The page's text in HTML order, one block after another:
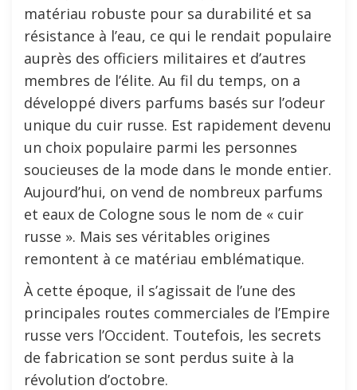
matériau robuste pour sa durabilité et sa
résistance à l’eau, ce qui le rendait populaire
auprès des officiers militaires et d’autres
membres de l’élite. Au fil du temps, on a
développé divers parfums basés sur l’odeur
unique du cuir russe. Est rapidement devenu
un choix populaire parmi les personnes
soucieuses de la mode dans le monde entier.
Aujourd’hui, on vend de nombreux parfums
et eaux de Cologne sous le nom de « cuir
russe ». Mais ses véritables origines
remontent à ce matériau emblématique.
À cette époque, il s’agissait de l’une des
principales routes commerciales de l’Empire
russe vers l’Occident. Toutefois, les secrets
de fabrication se sont perdus suite à la
révolution d’octobre.